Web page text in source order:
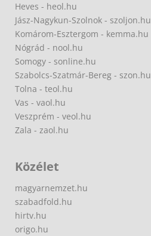
Heves - heol.hu
Jász-Nagykun-Szolnok - szoljon.hu
Komárom-Esztergom - kemma.hu
Nógrád - nool.hu
Somogy - sonline.hu
Szabolcs-Szatmár-Bereg - szon.hu
Tolna - teol.hu
Vas - vaol.hu
Veszprém - veol.hu
Zala - zaol.hu
Közélet
magyarnemzet.hu
szabadfold.hu
hirtv.hu
origo.hu